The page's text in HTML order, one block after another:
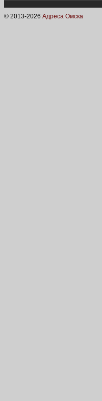
© 2013-2026 Адреса Омска